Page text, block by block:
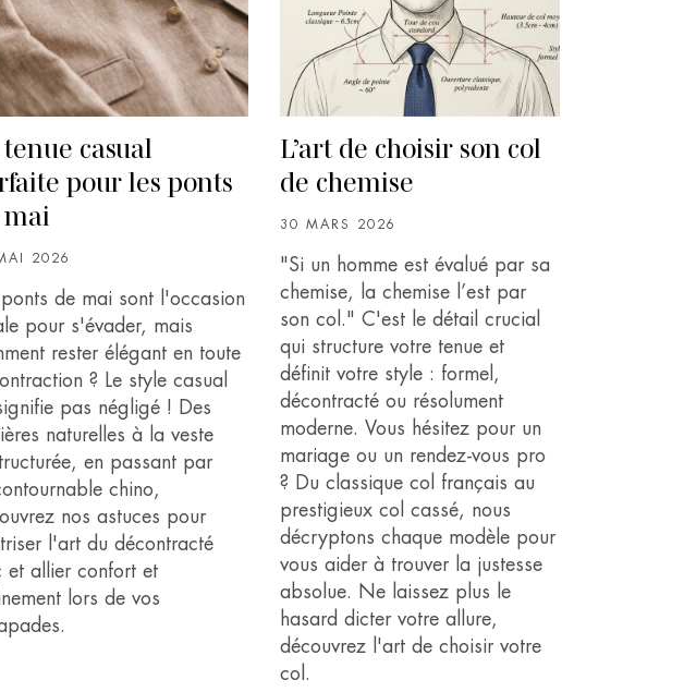
casual
pour les ponts
2026
ponts de mai sont l'occasion
pour s'évader, mais
rester élégant en toute
? Le style casual
pas négligé ! Des
naturelles à la veste
en passant par
chino,
nos astuces pour
l'art du décontracté
et allier confort et
lors de vos
L’art de choisir son col
de chemise
30 MARS 2026
"Si un homme est évalué par sa
chemise, la chemise l’est par
son col." C'est le détail crucial
qui structure votre tenue et
définit votre style : formel,
décontracté ou résolument
moderne. Vous hésitez pour un
mariage ou un rendez-vous pro
? Du classique col français au
prestigieux col cassé, nous
décryptons chaque modèle pour
vous aider à trouver la justesse
absolue. Ne laissez plus le
hasard dicter votre allure,
découvrez l'art de choisir votre
col.